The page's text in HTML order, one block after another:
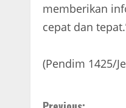
memberikan
cepat dan
(Pendim 1425/